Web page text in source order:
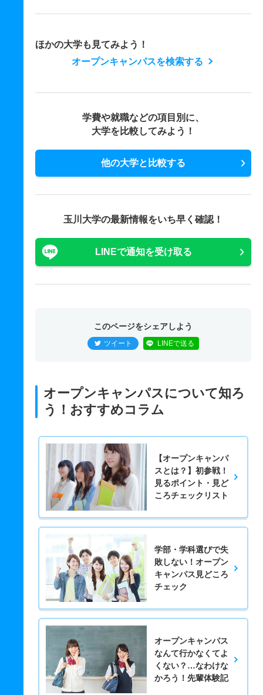
ほかの大学も見てみよう！
オープンキャンパスを検索する
学費や就職などの項目別に、
大学を比較してみよう！
他の大学と比較する
玉川大学の最新情報をいち早く確認！
LINEで通知を受け取る
このページをシェアしよう
ツイート LINEで送る
オープンキャンパスについて知ろ
う！おすすめコラム
【オープンキャンパ
スとは？】初参戦！
見るポイント・見ど
ころチェックリスト
学部・学科選びで失
敗しない！オープン
キャンパス見どころ
チェック
オープンキャンパス
なんて行かなくてよ
くない？…なわけな
かろう！先輩体験記